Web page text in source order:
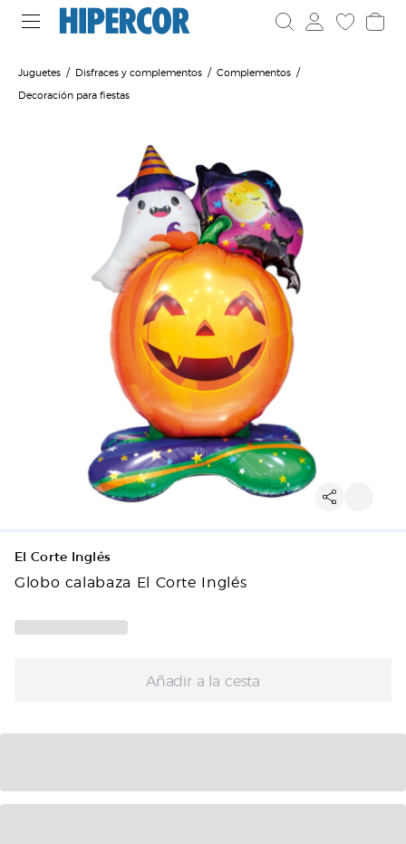
Juguetes Disfraces y complementos
Complementos
Decoración para fiestas
El Corte Inglés
Globo calabaza El Corte Inglés
Añadir a la cesta